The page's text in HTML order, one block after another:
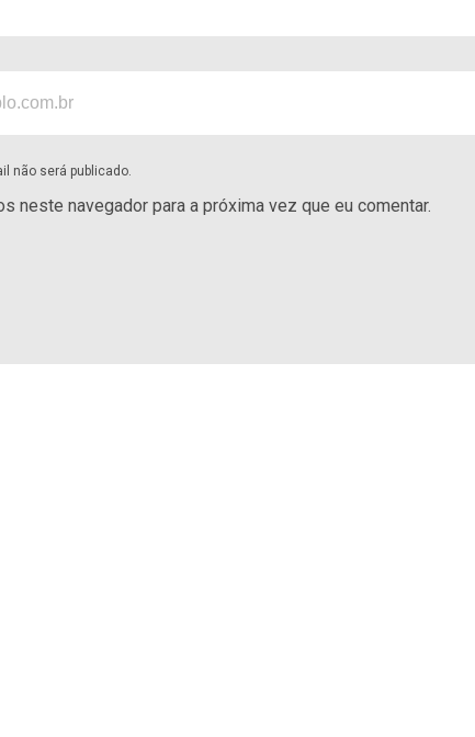
não será publicado.
neste navegador para a próxima vez que eu comentar.